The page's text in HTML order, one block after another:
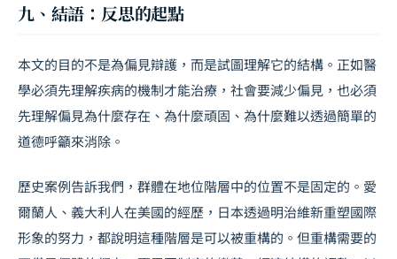
九、結語：反思的起點
本文的目的不是為偏見辯護，而是試圖理解它的結構。正如醫
學必須先理解疾病的機制才能治療，社會要減少偏見，也必須
先理解偏見為什麼存在、為什麼頑固、為什麼難以透過簡單的
道德呼籲來消除。
歷史案例告訴我們，群體在地位階層中的位置不是固定的。愛
爾蘭人、義大利人在美國的經歷，日本透過明治維新重塑國際
形象的努力，都說明這種階層是可以被重構的。但重構需要的